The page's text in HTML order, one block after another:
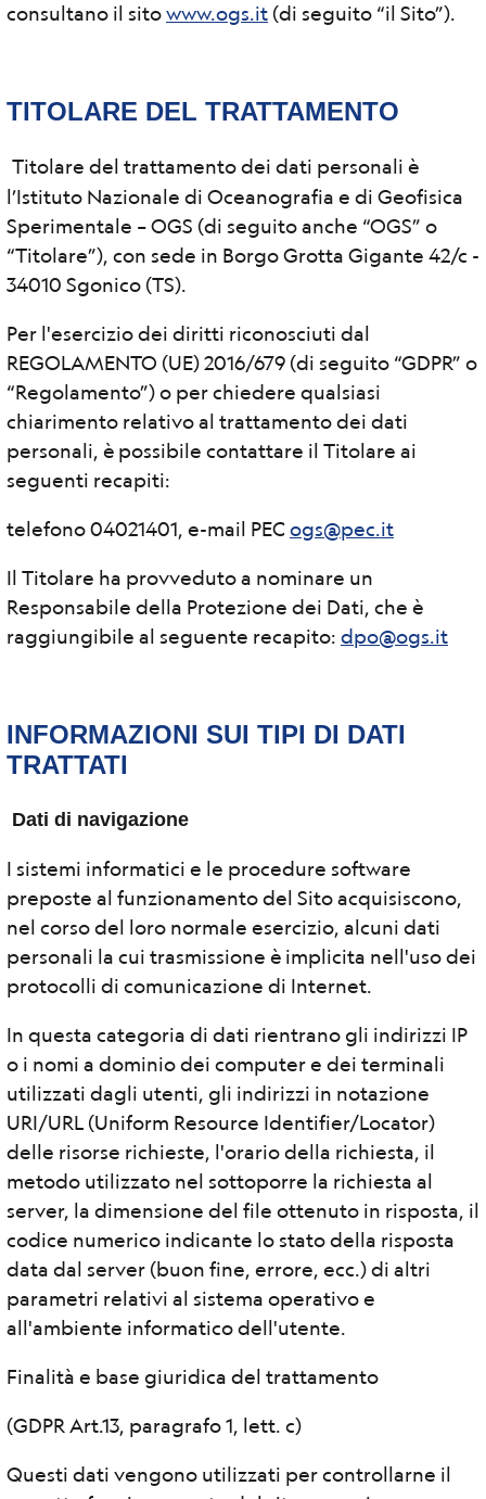
consultano il sitowww.ogs.it (di seguito “il Sito”).
TITOLARE DEL TRATTAMENTO
Titolare del trattamento dei dati personali è
l’Istituto Nazionale di Oceanografia e di Geofisica
Sperimentale – OGS (di seguito anche “OGS” o
“Titolare”), con sede in Borgo Grotta Gigante 42/c -
34010 Sgonico (TS).
Per l'esercizio dei diritti riconosciuti dal
REGOLAMENTO (UE) 2016/679 (di seguito “GDPR” o
“Regolamento”) o per chiedere qualsiasi
chiarimento relativo al trattamento dei dati
personali, è possibile contattare il Titolare ai
seguenti recapiti:
telefono 04021401, e-mail PEC ogs@pec.it
Il Titolare ha provveduto a nominare un
Responsabile della Protezione dei Dati, che è
raggiungibile al seguente recapito: dpo@ogs.it
INFORMAZIONI SUI TIPI DI DATI
TRATTATI
Dati di navigazione
I sistemi informatici e le procedure software
preposte al funzionamento del Sito acquisiscono,
nel corso del loro normale esercizio, alcuni dati
personali la cui trasmissione è implicita nell'uso dei
protocolli di comunicazione di Internet.
In questa categoria di dati rientrano gli indirizzi IP
o i nomi a dominio dei computer e dei terminali
utilizzati dagli utenti, gli indirizzi in notazione
URI/URL (Uniform Resource Identifier/Locator)
delle risorse richieste, l'orario della richiesta, il
metodo utilizzato nel sottoporre la richiesta al
server, la dimensione del file ottenuto in risposta, il
codice numerico indicante lo stato della risposta
data dal server (buon fine, errore, ecc.) di altri
parametri relativi al sistema operativo e
all'ambiente informatico dell'utente.
Finalità e base giuridica del trattamento
(GDPR Art.13, paragrafo 1, lett. c)
Questi dati vengono utilizzati per controllarne il